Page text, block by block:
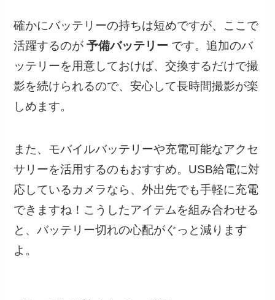
確かにバッテリーの持ちは短めですが、ここで
活躍するのが予備バッテリー です。追加のバ
ッテリーを用意しておけば、交換するだけで撮
影を続けられるので、安心して長時間撮影が楽
しめます。
また、モバイルバッテリーや充電可能なアクセ
サリーを活用するのもおすすめ。USB給電に対
応しているカメラなら、外出先でも手軽に充電
できますね！こうしたアイテムを組み合わせる
と、バッテリー切れの心配がぐっと減ります
よ。